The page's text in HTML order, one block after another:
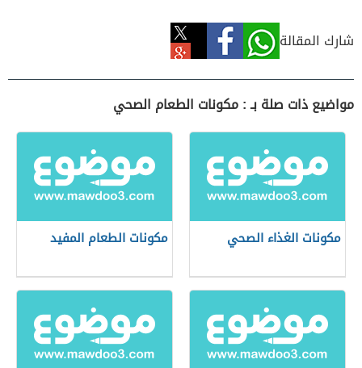
شارك المقالة
مواضيع ذات صلة بـ : مكونات الطعام الصحي
مكونات الغذاء الصحي مكونات الطعام المفيد